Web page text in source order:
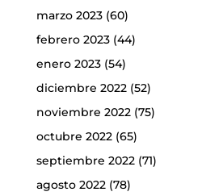
marzo 2023(60)
febrero 2023(44)
enero 2023(54)
diciembre 2022(52)
noviembre 2022(75)
octubre 2022(65)
septiembre 2022(71)
agosto 2022(78)